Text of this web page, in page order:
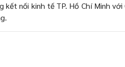
nối kinh tế TP. Hồ Chí Minh với